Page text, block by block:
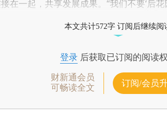
在一起，共享发展成果。“我们不要‘后花
本文共计572字 订阅后继续阅
登录后获取已订阅的阅读
财新通会员
可畅读全文
订阅/会员